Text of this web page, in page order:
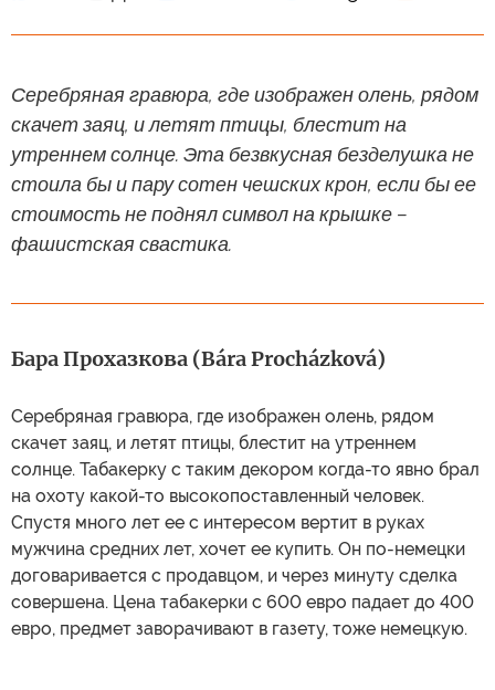
Серебряная гравюра, где изображен олень, рядом
скачет заяц, и летят птицы, блестит на
утреннем солнце. Эта безвкусная безделушка не
стоила бы и пару сотен чешских крон, если бы ее
стоимость не поднял символ на крышке –
фашистская свастика.
Бара Прохазкова (Bára Procházková)
Серебряная гравюра, где изображен олень, рядом
скачет заяц, и летят птицы, блестит на утреннем
солнце. Табакерку с таким декором когда-то явно брал
на охоту какой-то высокопоставленный человек.
Спустя много лет ее с интересом вертит в руках
мужчина средних лет, хочет ее купить. Он по-немецки
договаривается с продавцом, и через минуту сделка
совершена. Цена табакерки с 600 евро падает до 400
евро, предмет заворачивают в газету, тоже немецкую.